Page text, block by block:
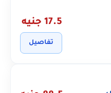
17.5 جنيه
تفاصيل